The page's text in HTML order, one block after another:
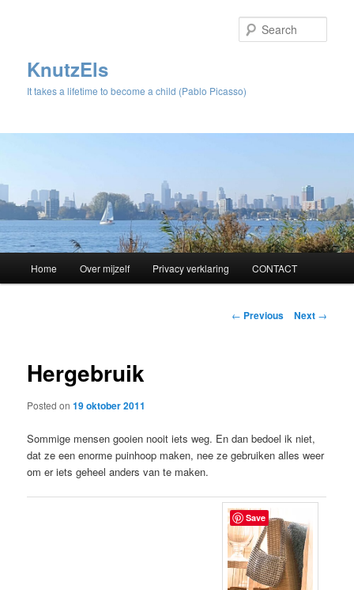
KnutzEls
It takes a lifetime to become a child (Pablo Picasso)
Skip
content
Home Over mijzelf Privacy verklaring CONTACT
Post
← Previous Next →
Hergebruik
Posted on19 oktober 2011
Sommige mensen gooien nooit iets weg. En dan bedoel ik niet,
dat ze een enorme puinhoop maken, nee ze gebruiken alles weer
om er iets geheel anders van te maken.
Save